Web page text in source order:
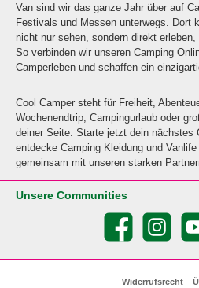
Van sind wir das ganze Jahr über auf
Festivals und Messen unterwegs. Dort
nicht nur sehen, sondern direkt
So verbinden wir unseren Camping
Camperleben und schaffen ein
Cool Camper steht für Freiheit,
Wochenendtrip, Campingurlaub oder
deiner Seite. Starte jetzt dein nächstes
entdecke Camping Kleidung und
gemeinsam mit unseren starken
Unsere Communities
Facebook Instagram
Widerrufsrecht